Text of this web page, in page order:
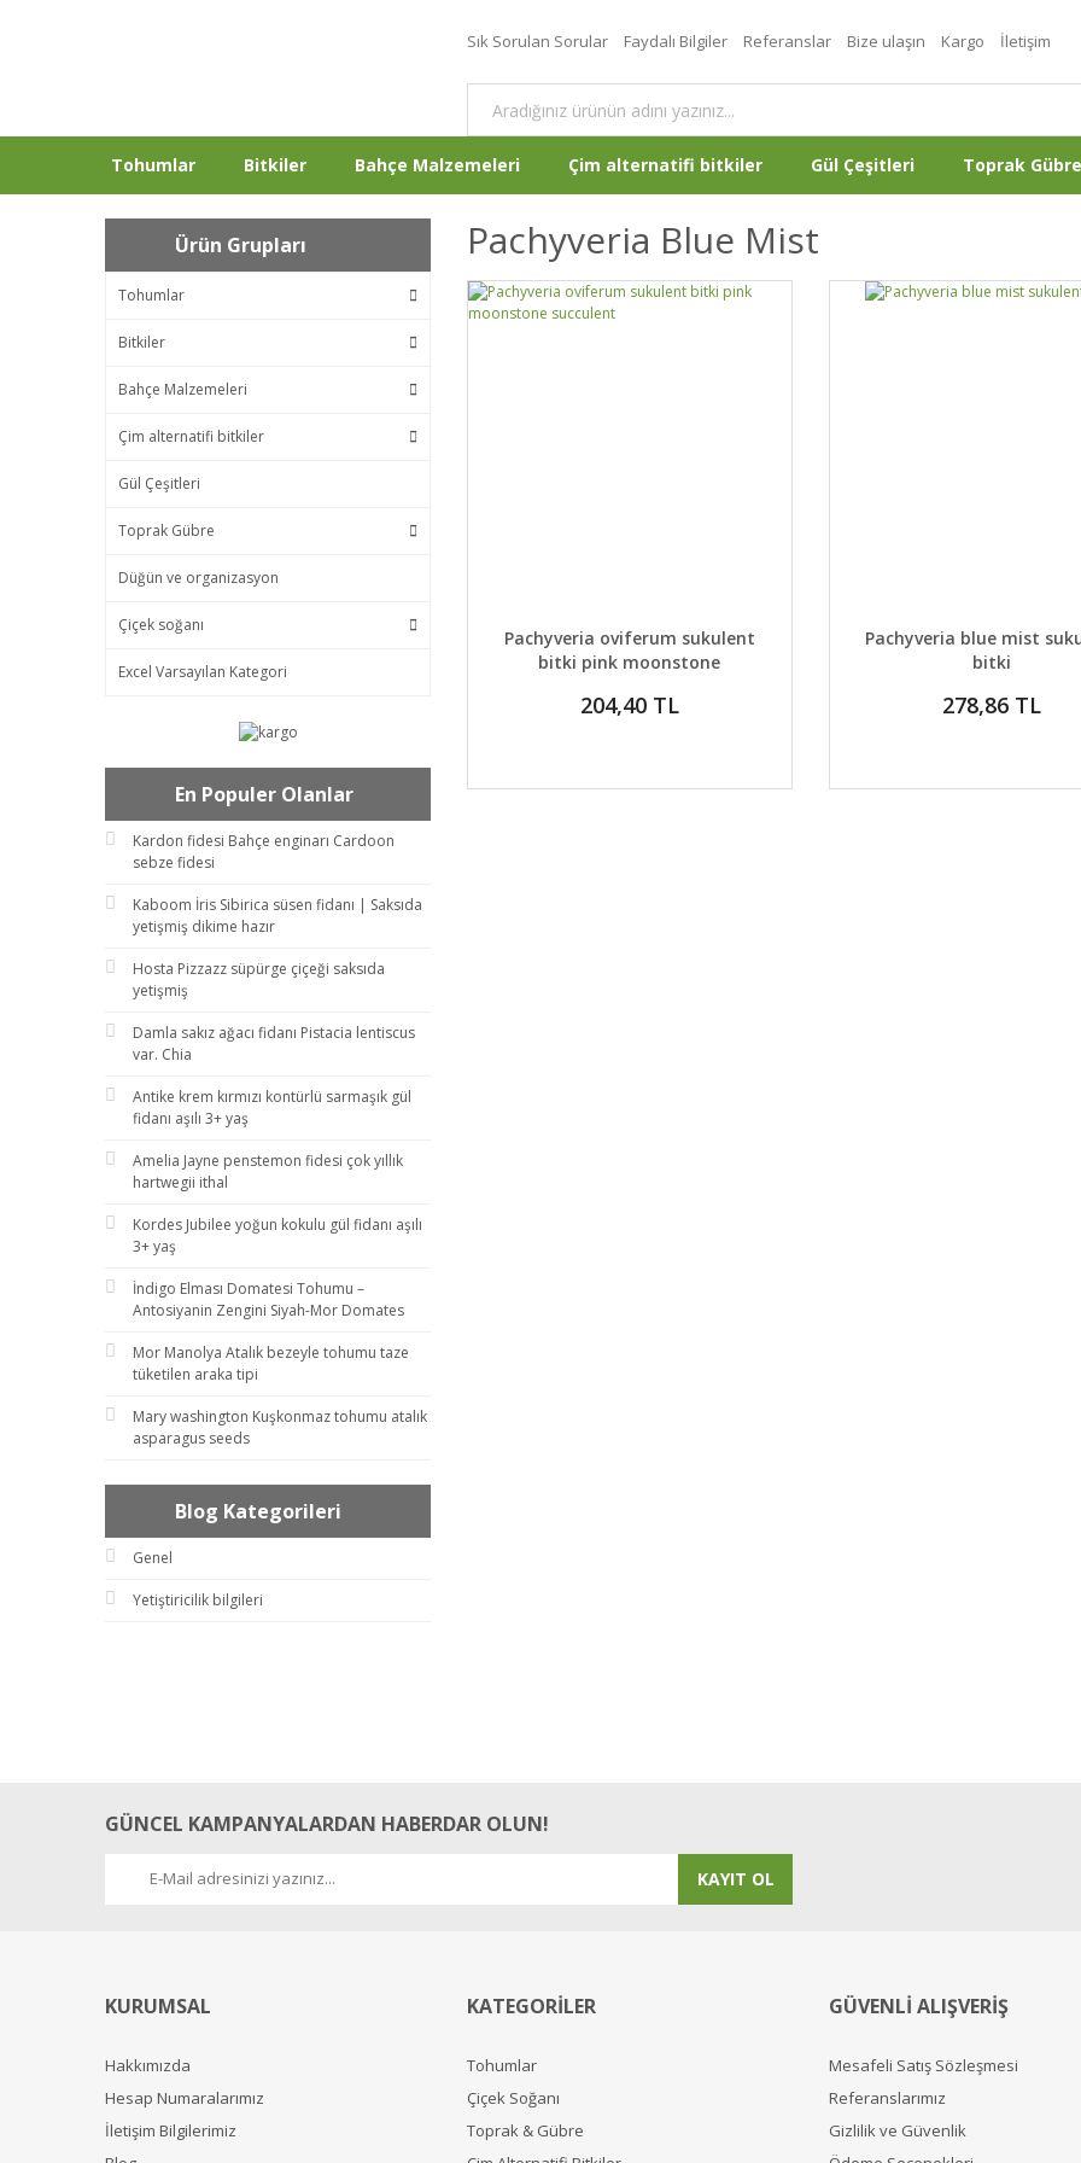
Sık Sorulan Sorular Faydalı Bilgiler Referanslar Bize ulaşın Kargo İletişim
Tohumlar Bitkiler Bahçe Malzemeleri Çim alternatifi bitkiler Gül Çeşitleri Toprak Gübre
Ürün Grupları
Tohumlar
Bitkiler
Bahçe Malzemeleri
Çim alternatifi bitkiler
Gül Çeşitleri
Toprak Gübre
Düğün ve organizasyon
Çiçek soğanı
Excel Varsayılan Kategori
En Populer Olanlar
Kardon fidesi Bahçe enginarı Cardoon
sebze fidesi
Kaboom İris Sibirica süsen fidanı | Saksıda
yetişmiş dikime hazır
Hosta Pizzazz süpürge çiçeği saksıda
yetişmiş
Damla sakız ağacı fidanı Pistacia lentiscus
var. Chia
Antike krem kırmızı kontürlü sarmaşık gül
fidanı aşılı 3+ yaş
Amelia Jayne penstemon fidesi çok yıllık
hartwegii ithal
Kordes Jubilee yoğun kokulu gül fidanı aşılı
3+ yaş
İndigo Elması Domatesi Tohumu –
Antosiyanin Zengini Siyah-Mor Domates
Mor Manolya Atalık bezeyle tohumu taze
tüketilen araka tipi
Mary washington Kuşkonmaz tohumu atalık
asparagus seeds
Blog Kategorileri
Genel
Yetiştiricilik bilgileri
Pachyveria Blue Mist
DETAYLAR GELİNCE HABER VER
Pachyveria oviferum sukulent
bitki pink moonstone
204,40 TL
DETAYLAR GELİNCE
Pachyveria blue mist
bitki
278,86 TL
GÜNCEL KAMPANYALARDAN HABERDAR OLUN!
KAYIT OL
KURUMSAL
Hakkımızda
Hesap Numaralarımız
İletişim Bilgilerimiz
KATEGORİLER
Tohumlar
Çiçek Soğanı
Toprak & Gübre
GÜVENLİ ALIŞVERİŞ
Mesafeli Satış Sözleşmesi
Referanslarımız
Gizlilik ve Güvenlik